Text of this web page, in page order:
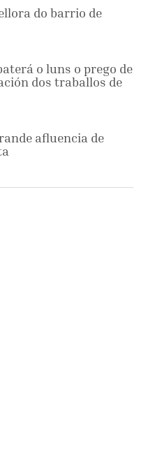
do barrio de
o luns o prego de
dos traballos de
afluencia de